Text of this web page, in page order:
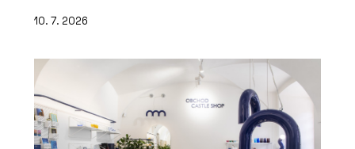
10. 7. 2026